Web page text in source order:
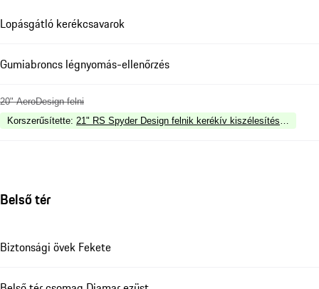
Lopásgátló kerékcsavarok
Gumiabroncs légnyomás-ellenőrzés
20" AeroDesign felni
Korszerűsítette: 21" RS Spyder Design felnik kerékív kiszélesítéssel a
Belső tér
Biztonsági övek Fekete